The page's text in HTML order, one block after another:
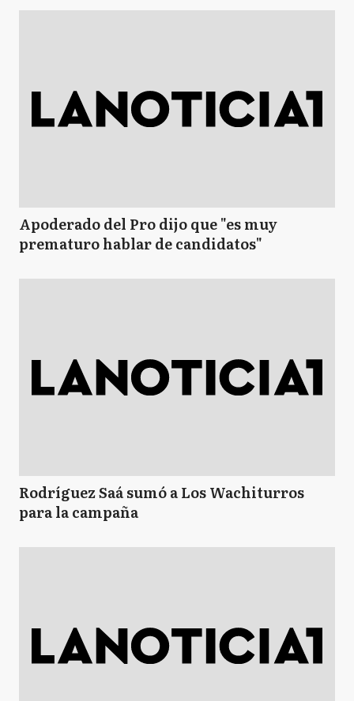
Apoderado del Pro dijo que "es muy
prematuro hablar de candidatos"
Rodríguez Saá sumó a Los Wachiturros
para la campaña